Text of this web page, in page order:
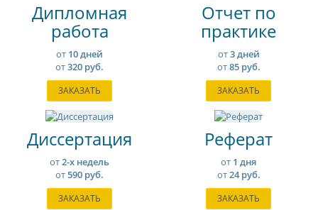
Дипломная
работа
от 10 дней
от320 руб.
ЗАКАЗАТЬ
Отчет по
практике
от3 дней
от85 руб.
ЗАКАЗАТЬ
Диссертация
от2-х недель
от590 руб.
ЗАКАЗАТЬ
Реферат
от 1 дня
от24 руб.
ЗАКАЗАТЬ